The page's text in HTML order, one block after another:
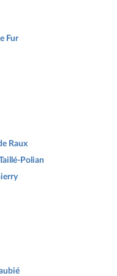
Fur
Raux
Polian